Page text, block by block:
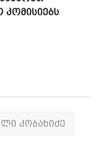
კომისიებს
კობახიძე